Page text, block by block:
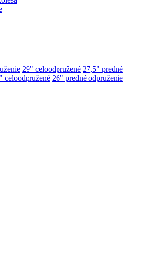
29" celoodpružené 27,5" predné
celoodpružené 26" predné odpruženie